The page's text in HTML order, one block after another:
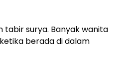
tabir surya. Banyak wanita
berada di dalam